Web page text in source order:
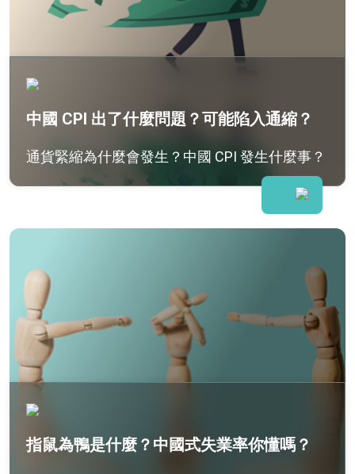
中國 CPI 出了什麼問題？可能陷入通縮？
通貨緊縮為什麼會發生？中國 CPI 發生什麼事？
指鼠為鴨是什麼？中國式失業率你懂嗎？